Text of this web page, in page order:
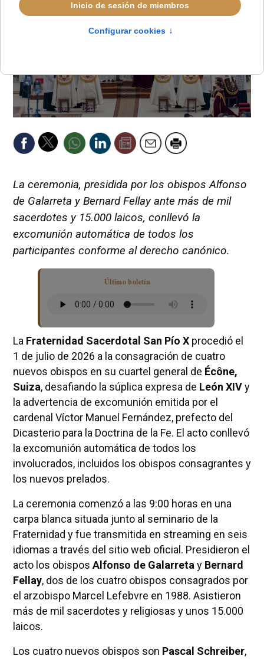
La ceremonia, presidida por los obispos Alfonso
de Galarreta y Bernard Fellay ante más de mil
sacerdotes y 15.000 laicos, conllevó la
excomunión automática de todos los
participantes conforme al derecho canónico.
Último boletín
La Fraternidad Sacerdotal San Pío Xprocedió el
1 de julio de 2026 a la consagración de cuatro
nuevos obispos en su cuartel general de Écône,
Suiza, desafiando la súplica expresa de León XIVy
la advertencia de excomunión emitida por el
cardenal Víctor Manuel Fernández, prefecto del
Dicasterio para la Doctrina de la Fe. El acto conllevó
la excomunión automática de todos los
involucrados, incluidos los obispos consagrantes y
los nuevos prelados.
La ceremonia comenzó a las 9:00 horas en una
carpa blanca situada junto al seminario de la
Fraternidad y fue transmitida en streaming en seis
idiomas a través del sitio web oficial. Presidieron el
acto los obispos Alfonso de Galarreta y Bernard
Fellay, dos de los cuatro obispos consagrados por
el arzobispo Marcel Lefebvre en 1988. Asistieron
más de mil sacerdotes y religiosas y unos 15.000
laicos.
Los cuatro nuevos obispos son Pascal Schreiber,